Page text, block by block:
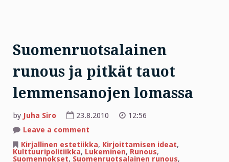
Suomenruotsalainen
runous ja pitkät tauot
lemmensanojen lomassa
by Juha Siro 23.8.2010
12:56
Leave a comment
runous
ja
pitkät
Kirjallinen estetiikka, Kirjoittamisen ideat,
Kulttuuripolitiikka, Lukeminen, Runous,
Suomennokset, Suomenruotsalainen runous,